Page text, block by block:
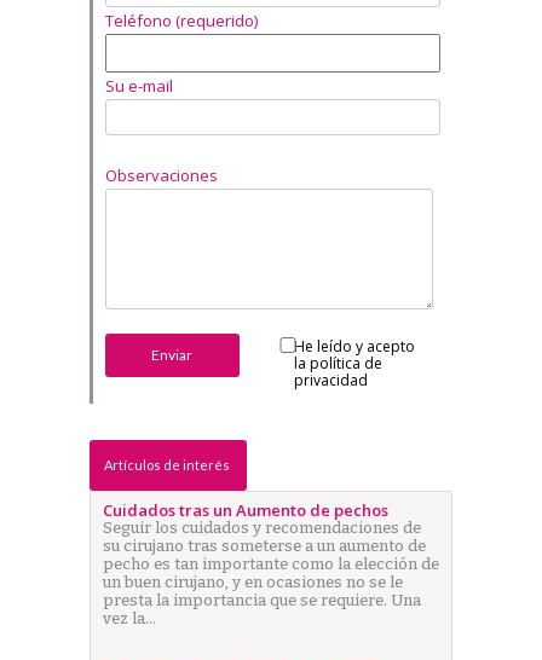
Teléfono (requerido)
Su e-mail
Observaciones
He leído y acepto
lapolítica de
privacidad
Artículos de interés
Cuidados tras un Aumento de pechos
Seguir los cuidados y recomendaciones de
su cirujano tras someterse a un aumento de
pecho es tan importante como la elección de
un buen cirujano, y en ocasiones no se le
presta la importancia que se requiere. Una
vez la…